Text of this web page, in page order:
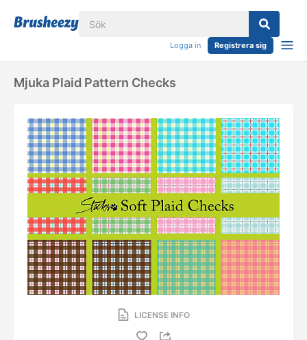
Logga in Registrera sig
Mjuka Plaid Pattern Checks
LICENSE INFO